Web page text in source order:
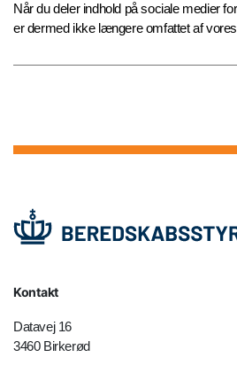
Når du deler indhold på sociale medier
er dermed ikke længere omfattet af
Kontakt
Datavej 16
3460 Birkerød